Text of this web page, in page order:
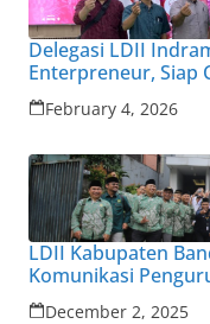
Delegasi LDII
Enterpreneur, Siap
February 4, 2026
LDII Kabupaten
Komunikasi
Zaman
December 2, 2025